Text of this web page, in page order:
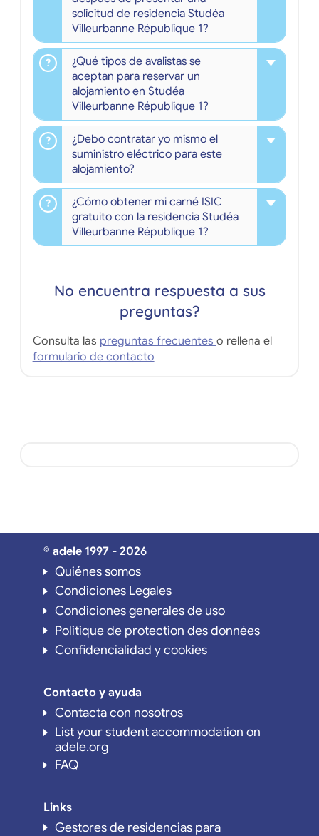
solicitud de residencia Studéa
Villeurbanne République 1?
¿Qué tipos de avalistas se
aceptan para reservar un
alojamiento en Studéa
Villeurbanne République 1?
¿Debo contratar yo mismo el
suministro eléctrico para este
alojamiento?
¿Cómo obtener mi carné ISIC
gratuito con la residencia Studéa
Villeurbanne République 1?
No encuentra respuesta a sus
preguntas?
Consulta las preguntas frecuentes o rellena el
formulario de contacto
© adele 1997 - 2026
Quiénes somos
Condiciones Legales
Condiciones generales de uso
Politique de protection des données
Confidencialidad y cookies
Contacto y ayuda
Contacta con nosotros
List your student accommodation on
adele.org
FAQ
Links
Gestores de residencias para